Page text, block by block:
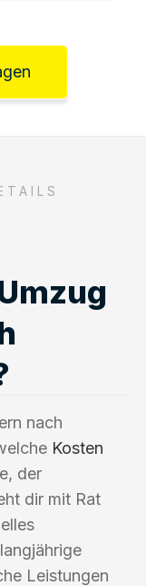
nach
Kosten
der
dir mit Rat
Leistungen